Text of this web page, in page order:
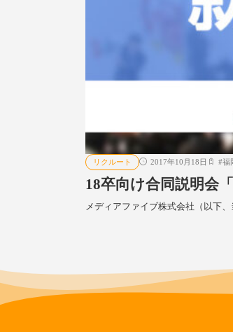
リクルート 2017年10月18日 #福
18卒向け合同説明会
メディアファイブ株式会社（以下